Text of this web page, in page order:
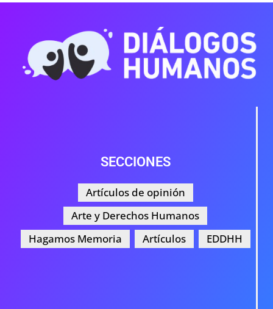
SECCIONES
Artículos de opinión
Arte y Derechos Humanos
Hagamos Memoria
Artículos EDDHH